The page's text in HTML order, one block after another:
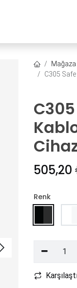
Mağaza
C305 Safe
505,20
Renk